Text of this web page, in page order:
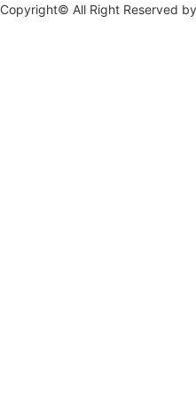
Copyright© All Right Reserved by